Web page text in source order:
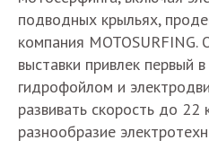
подводных крыльях,
компания MOTOSURFING.
выставки привлек первый
гидрофойлом и
развивать скорость до
разнообразие